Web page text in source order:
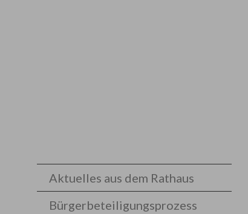
Aktuelles aus dem Rathaus
Bürgerbeteiligungsprozess